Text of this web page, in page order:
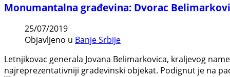
Monumantalna građevina: Dvorac
25/07/2019
Objavljeno u Banje Srbije
Letnjikovac generala Jovana Belimarkovica, kraljevog
najreprezentativniji gradevinski objekat. Podignut je na